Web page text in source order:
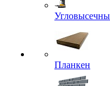
Планкен